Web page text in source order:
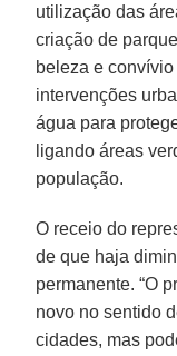
utilização das
criação de
beleza e
intervenções
água para
ligando áreas
população.
O receio do
de que haja
permanente. “O
novo no sentido
cidades, mas